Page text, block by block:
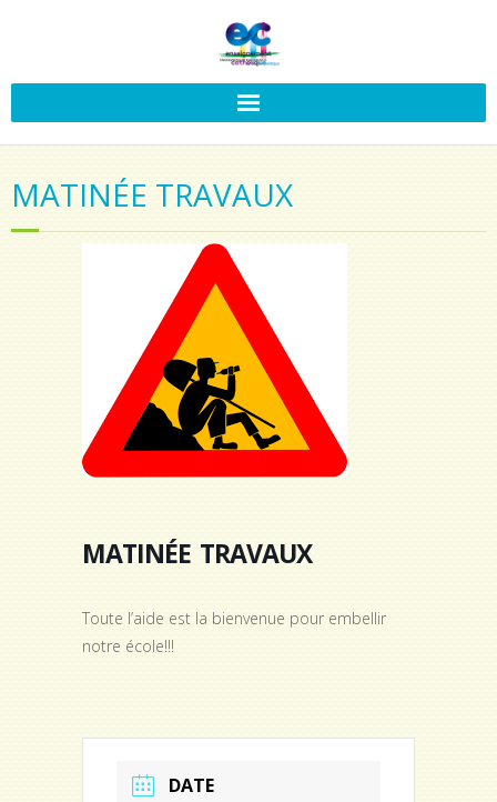
MATINÉE TRAVAUX
matinée travaux
Toute l’aide est la bienvenue pour embellir
notre école!!!
DATE